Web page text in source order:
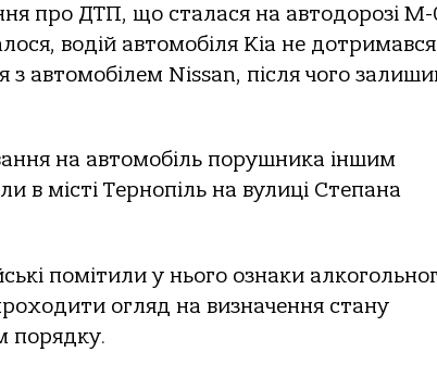
про ДТП, що сталася на автодорозі М-
водій автомобіля Kia не дотримався
з автомобілем Nissan, після чого
на автомобіль порушника іншим
в місті Тернопіль на вулиці Степана
помітили у нього ознаки
огляд на визначення стану
порядку.